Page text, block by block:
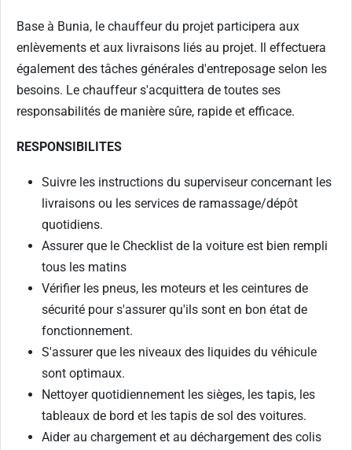
Base à Bunia, le chauffeur du projet participera aux
enlèvements et aux livraisons liés au projet. Il effectuera
également des tâches générales d'entreposage selon les
besoins. Le chauffeur s'acquittera de toutes ses
responsabilités de manière sûre, rapide et efficace.
RESPONSIBILITES
Suivre les instructions du superviseur concernant les
livraisons ou les services de ramassage/dépôt
quotidiens.
Assurer que le Checklist de la voiture est bien rempli
tous les matins
Vérifier les pneus, les moteurs et les ceintures de
sécurité pour s'assurer qu'ils sont en bon état de
fonctionnement.
S'assurer que les niveaux des liquides du véhicule
sont optimaux.
Nettoyer quotidiennement les sièges, les tapis, les
tableaux de bord et les tapis de sol des voitures.
Aider au chargement et au déchargement des colis